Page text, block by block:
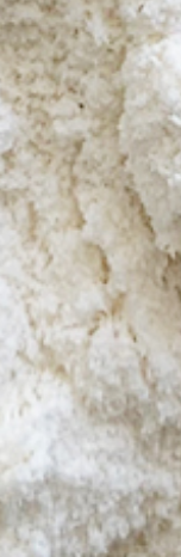
toastés